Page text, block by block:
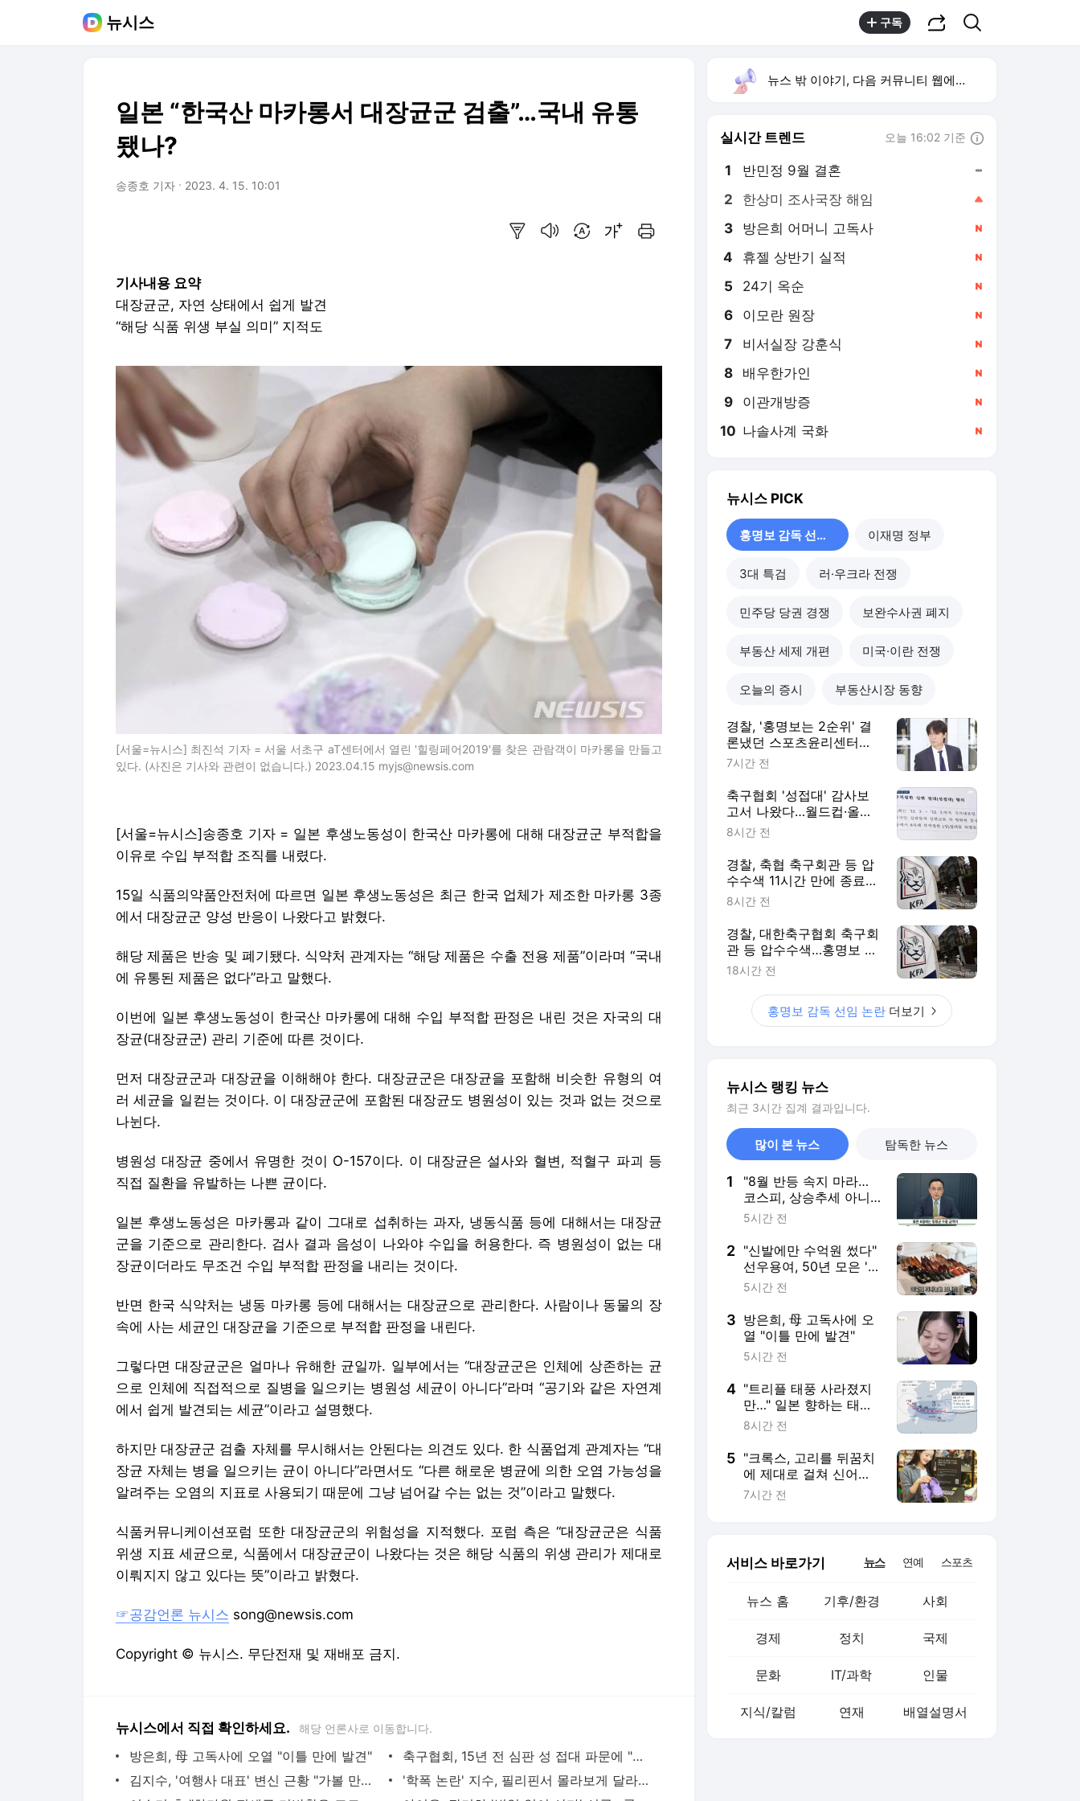
뉴시스 구독
일본 “한국산 마카롱서 대장균군 검출”…국내 유통
됐나?
송종호 기자 2023. 4. 15. 10:01
기사내용 요약
대장균군, 자연 상태에서 쉽게 발견
“해당 식품 위생 부실 의미” 지적도
[서울=뉴시스] 최진석 기자 = 서울 서초구 aT센터에서 열린 '힐링페어2019'를 찾은 관람객이 마카롱을 만들고
있다. (사진은 기사와 관련이 없습니다.) 2023.04.15 myjs@newsis.com
[서울=뉴시스]송종호 기자 = 일본 후생노동성이 한국산 마카롱에 대해 대장균군 부적합을
이유로 수입 부적합 조직를 내렸다.
15일 식품의약품안전처에 따르면 일본 후생노동성은 최근 한국 업체가 제조한 마카롱 3종
에서 대장균군 양성 반응이 나왔다고 밝혔다.
해당 제품은 반송 및 폐기됐다. 식약처 관계자는 “해당 제품은 수출 전용 제품”이라며 “국내
에 유통된 제품은 없다”라고 말했다.
이번에 일본 후생노동성이 한국산 마카롱에 대해 수입 부적합 판정은 내린 것은 자국의 대
장균(대장균군) 관리 기준에 따른 것이다.
먼저 대장균군과 대장균을 이해해야 한다. 대장균군은 대장균을 포함해 비슷한 유형의 여
러 세균을 일컫는 것이다. 이 대장균군에 포함된 대장균도 병원성이 있는 것과 없는 것으로
나뉜다.
병원성 대장균 중에서 유명한 것이 O-157이다. 이 대장균은 설사와 혈변, 적혈구 파괴 등
직접 질환을 유발하는 나쁜 균이다.
일본 후생노동성은 마카롱과 같이 그대로 섭취하는 과자, 냉동식품 등에 대해서는 대장균
군을 기준으로 관리한다. 검사 결과 음성이 나와야 수입을 허용한다. 즉 병원성이 없는 대
장균이더라도 무조건 수입 부적합 판정을 내리는 것이다.
반면 한국 식약처는 냉동 마카롱 등에 대해서는 대장균으로 관리한다. 사람이나 동물의 장
속에 사는 세균인 대장균을 기준으로 부적합 판정을 내린다.
그렇다면 대장균군은 얼마나 유해한 균일까. 일부에서는 “대장균군은 인체에 상존하는 균
으로 인체에 직접적으로 질병을 일으키는 병원성 세균이 아니다”라며 “공기와 같은 자연계
에서 쉽게 발견되는 세균”이라고 설명했다.
하지만 대장균군 검출 자체를 무시해서는 안된다는 의견도 있다. 한 식품업계 관계자는 “대
장균 자체는 병을 일으키는 균이 아니다”라면서도 “다른 해로운 병균에 의한 오염 가능성을
알려주는 오염의 지표로 사용되기 때문에 그냥 넘어갈 수는 없는 것”이라고 말했다.
식품커뮤니케이션포럼 또한 대장균군의 위험성을 지적했다. 포럼 측은 “대장균군은 식품
위생 지표 세균으로, 식품에서 대장균군이 나왔다는 것은 해당 식품의 위생 관리가 제대로
이뤄지지 않고 있다는 뜻”이라고 밝혔다.
☞공감언론 뉴시스 song@newsis.com
Copyright © 뉴시스. 무단전재 및 재배포 금지.
뉴시스에서 직접 확인하세요. 해당 언론사로 이동합니다.
방은희, 母 고독사에 오열 "이틀 만에 발견"
축구협회, 15년 전 심판 성 접대 파문에 "현재는 내부 지침 준수"
김지수, '여행사 대표' 변신 근황 "가볼 만하니…"
'학폭 논란' 지수, 필리핀서 몰라보게 달라진 근황
뉴스 밖 이야기, 다음 커뮤니티 웹에서 보기
실시간 트렌드 오늘 16:02 기준
1 반민정 9월 결혼
2 한상미 조사국장 해임
3 방은희 어머니 고독사
4 휴젤 상반기 실적
5 24기 옥순
6 이모란 원장
7 비서실장 강훈식
8 배우한가인
9 이관개방증
10 나솔사계 국화
뉴시스 PICK
홍명보 감독 선임 논란 이재명 정부
3대 특검 러·우크라 전쟁
민주당 당권 경쟁 보완수사권 폐지
부동산 세제 개편 미국·이란 전쟁
오늘의 증시 부동산시장 동향
경찰, '홍명보는 2순위' 결
론냈던 스포츠윤리센터도
압수수색
7시간 전
축구협회 '성접대' 감사보
고서 나왔다…월드컵·올림
픽 심판 포함
8시간 전
경찰, 축협 축구회관 등 압
수수색 11시간 만에 종료
(종합)
8시간 전
경찰, 대한축구협회 축구회
관 등 압수수색…홍명보 소
환 이틀만
18시간 전
홍명보 감독 선임 논란 더보기
뉴시스 랭킹 뉴스
최근 3시간 집계 결과입니다.
많이 본 뉴스 탐독한 뉴스
1
"8월 반등 속지 마라…
코스피, 상승추세 아니
라 '조정국면'"
5시간 전
2 "신발에만 수억원 썼다"
선우용여, 50년 모은 '명
품 구두' 컬렉션
5시간 전
3 방은희, 母 고독사에 오
열 "이틀 만에 발견"
5시간 전
4 "트리플 태풍 사라졌지
만…" 일본 향하는 태풍
돌핀·찬홈, 진로 '급변'
8시간 전
5 "크록스, 고리를 뒤꿈치
에 제대로 걸쳐 신어
야"…美 족부 전문의 경
7시간 전
서비스 바로가기 뉴스 연예 스포츠
뉴스 홈 기후/환경 사회
경제 정치 국제
문화 IT/과학 인물
지식/칼럼 연재 배열설명서